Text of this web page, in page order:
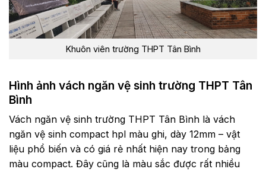
Khuôn viên trường THPT Tân Bình
Hình ảnh vách ngăn vệ sinh trường THPT Tân
Bình
Vách ngăn vệ sinh trường THPT Tân Bình là vách
ngăn vệ sinh compact hpl màu ghi, dày 12mm – vật
liệu phổ biến và có giá rẻ nhất hiện nay trong bảng
màu compact. Đây cũng là màu sắc được rất nhiều